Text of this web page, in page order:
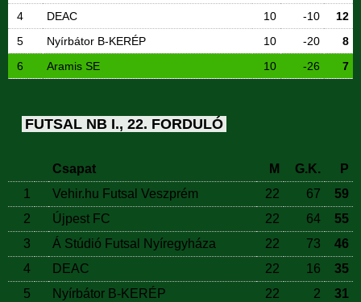
4
DEAC 10 -10
12
5
Nyírbátor B-KERÉP 10 -20
8
6
Aramis SE 10 -26 7
FUTSAL NB I., 22. FORDULÓ
Csapat M G.K.
P
1
Vehir.hu Futsal Veszprém 22 67
59
2
Újpest FC 22 64
55
3
Á Stúdió Futsal Nyíregyháza 22 73
46
4
DEAC 22 16
35
5
Nyírbátor B-KERÉP 22 2
31